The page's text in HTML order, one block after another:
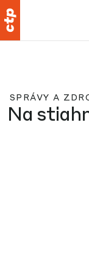
SPRÁVY A
Na